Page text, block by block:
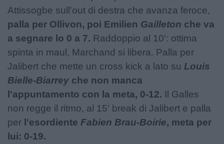
Attissogbe sull'out di destra che avanza feroce,
palla per Ollivon, poi Emilien Gailleton che va
a segnare lo 0 a 7. Raddoppio al 10': ottima
spinta in maul, Marchand si libera. Palla per
Jalibert che mette un cross kick a lato su Louis
Bielle-Biarrey che non manca
l'appuntamento con la meta, 0-12. Il Galles
non regge il ritmo, al 15' break di Jalibert e palla
per l'esordiente Fabien Brau-Boirie, meta per
lui: 0-19.